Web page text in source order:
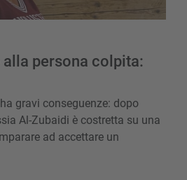
persona colpita:
gravi conseguenze: dopo
Al-Zubaidi è costretta su una
ad accettare un